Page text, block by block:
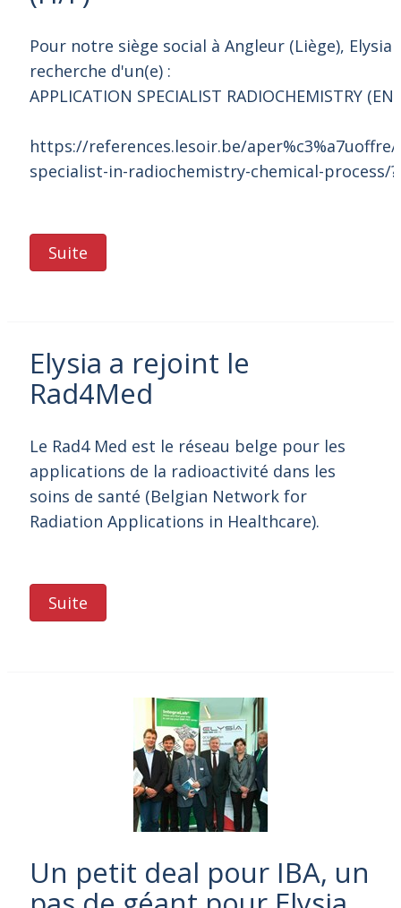
Pour notre siège social à Angleur (Liège),
recherche d'un(e) :
APPLICATION SPECIALIST RADIOCHEMISTRY
https://references.lesoir.be/
specialist-in-radiochemistry-chemical-process/
Suite
Elysia a rejoint le
Rad4Med
Le Rad4 Med est le réseau belge pour les
applications de la radioactivité dans les
soins de santé (Belgian Network for
Radiation Applications in Healthcare).
Suite
Un petit deal pour IBA, un